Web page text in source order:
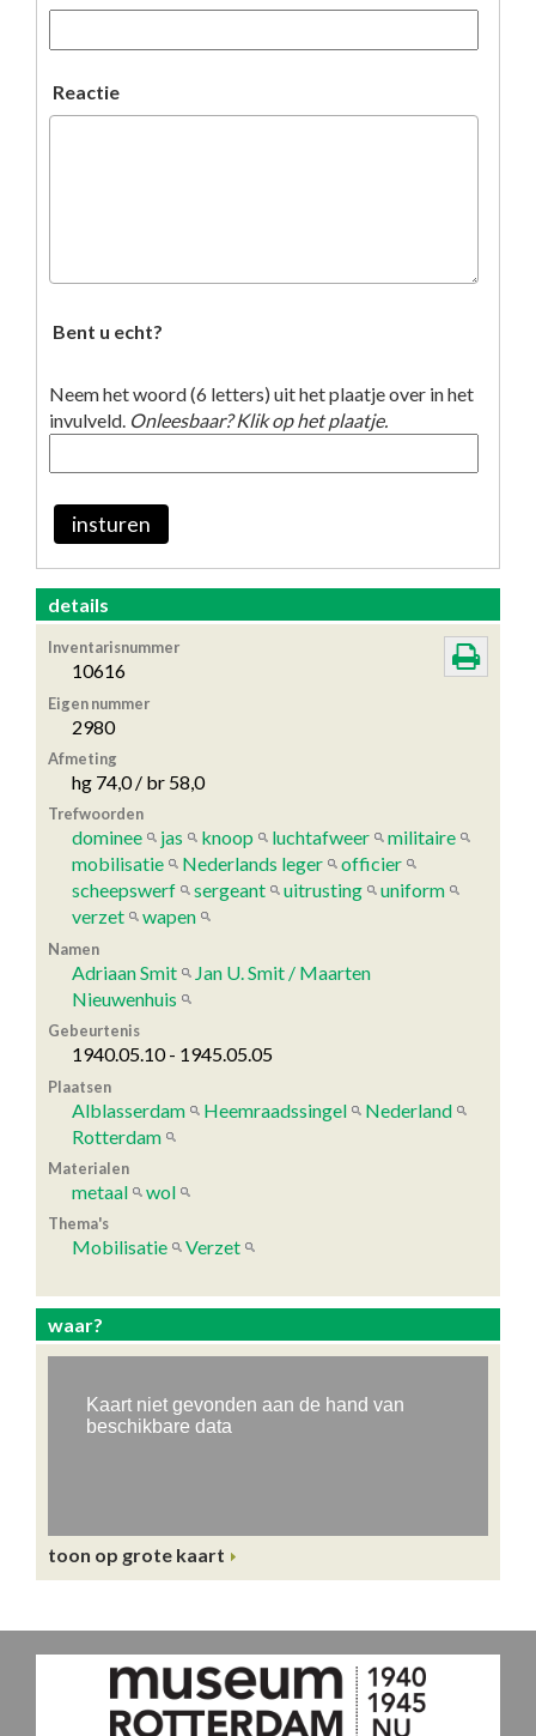
Reactie
Bent u echt?
Neem het woord (6 letters) uit het plaatje over in het
invulveld. Onleesbaar? Klik op het plaatje.
insturen
details
Inventarisnummer
10616
Eigen nummer
2980
Afmeting
hg 74,0 / br 58,0
Trefwoorden
dominee jas knoop luchtafweer
militaire
mobilisatie
Nederlands leger
officier
scheepswerf
sergeant uitrusting
uniform
verzet
wapen
Namen
Adriaan Smit
Jan U. Smit / Maarten
Nieuwenhuis
Gebeurtenis
1940.05.10 - 1945.05.05
Plaatsen
Alblasserdam Heemraadssingel
Nederland
Rotterdam
Materialen
metaal wol
Thema's
Mobilisatie Verzet
waar?
toon op grote kaart